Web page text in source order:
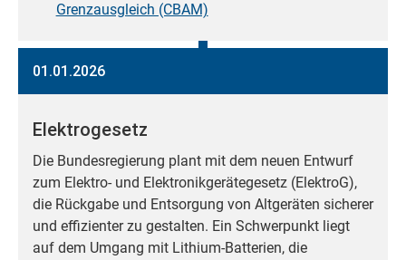
Grenzausgleich (CBAM)
01.01.2026
Elektrogesetz
Die Bundesregierung plant mit dem neuen Entwurf
zum Elektro- und Elektronikgerätegesetz (ElektroG),
die Rückgabe und Entsorgung von Altgeräten sicherer
und effizienter zu gestalten. Ein Schwerpunkt liegt
auf dem Umgang mit Lithium-Batterien, die